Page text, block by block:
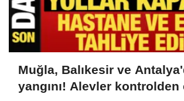
Muğla, Balıkesir ve
yangını! Alevler kontrolden